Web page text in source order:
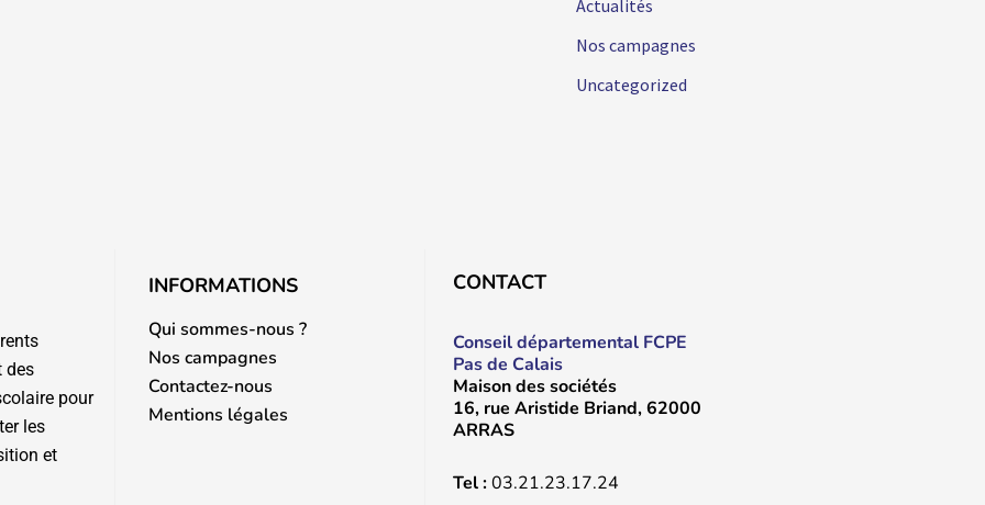
Actualités
Nos campagnes
Uncategorized
des
pour
les
et
INFORMATIONS
Qui sommes-nous ?
Nos campagnes
Contactez-nous
Mentions légales
CONTACT
Conseil départemental FCPE
Pas de Calais
Maison des sociétés
16, rue Aristide Briand, 62000
ARRAS
Tel :03.21.23.17.24